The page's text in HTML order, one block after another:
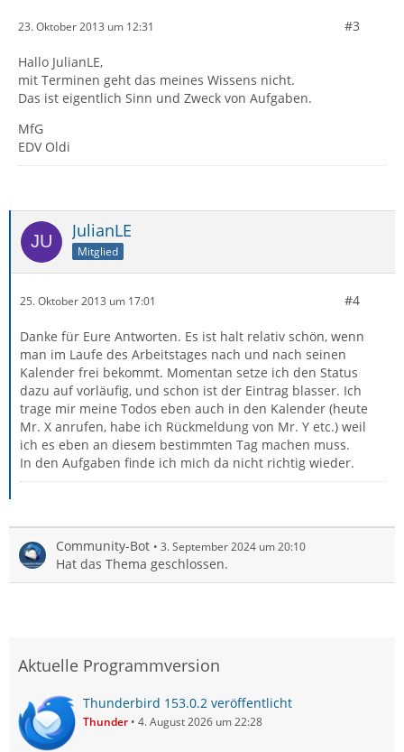
23. Oktober 2013 um 12:31 #3
Hallo JulianLE,
mit Terminen geht das meines Wissens nicht.
Das ist eigentlich Sinn und Zweck von Aufgaben.
MfG
EDV Oldi
JulianLE
Mitglied
25. Oktober 2013 um 17:01 #4
Danke für Eure Antworten. Es ist halt relativ schön, wenn
man im Laufe des Arbeitstages nach und nach seinen
Kalender frei bekommt. Momentan setze ich den Status
dazu auf vorläufig, und schon ist der Eintrag blasser. Ich
trage mir meine Todos eben auch in den Kalender (heute
Mr. X anrufen, habe ich Rückmeldung von Mr. Y etc.) weil
ich es eben an diesem bestimmten Tag machen muss.
In den Aufgaben finde ich mich da nicht richtig wieder.
Community-Bot 3. September 2024 um 20:10
Hat das Thema geschlossen.
Aktuelle Programmversion
Thunderbird 153.0.2 veröffentlicht
Thunder 4. August 2026 um 22:28